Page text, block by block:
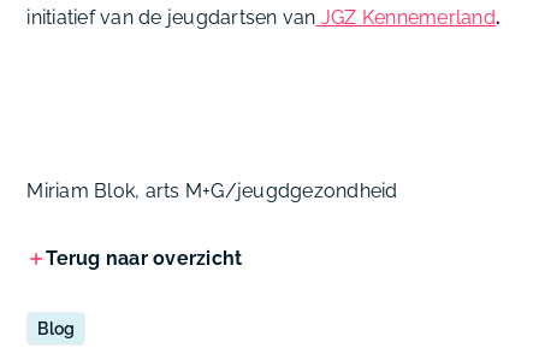
initiatief van de jeugdartsen van JGZ Kennemerland.
Miriam Blok, arts M+G/jeugdgezondheid
Terug naar overzicht
Blog